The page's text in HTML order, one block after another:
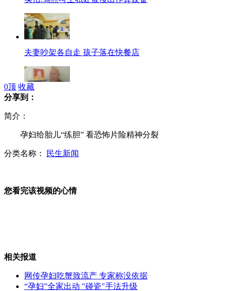
夫妻吵架各自走 孩子落在快餐店
女子挪公款养流浪猫 网友帮凑22万
李嘉诚出资千万支持广东妇女项目
0顶 收藏
分享到：
简介：
孕妇给胎儿“练胆” 看恐怖片险精神分裂
分类名称： 民生新闻
您看完该视频的心情
相关报道
网传孕妇吃蟹致流产 专家称没依据
“孕妇”全家出动 "碰瓷"手法升级